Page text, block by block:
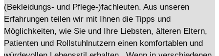
(Bekleidungs- und Pflege-)fachleuten. Aus unseren
Erfahrungen teilen wir mit Ihnen die Tipps und
Möglichkeiten, wie Sie und Ihre Liebsten, älteren Eltern,
Patienten und Rollstuhlnutzern einen komfortablen und